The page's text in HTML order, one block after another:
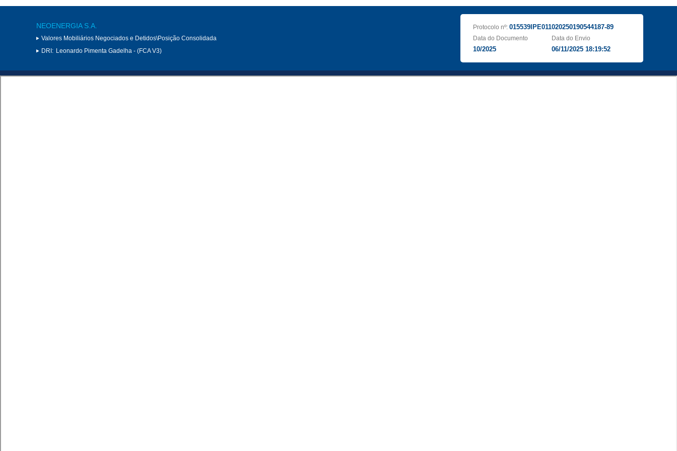
NEOENERGIA S.A.
Valores Mobiliários Negociados e Detidos\Posição Consolidada
DRI: Leonardo Pimenta Gadelha - (FCA V3)
Protocolo nº: 015539IPE011020250190544187-89
Data do Documento
10/2025
Data do Envio
06/11/2025 18:19:52